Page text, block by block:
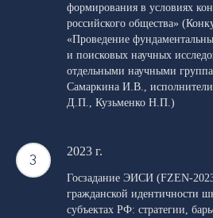
формирования в условиях
российского общества»
«Проведение
и поисковых научных
отдельными научными
Самаркина И.В.,
Д.П., Кузьменко Н.П.)
2023 г.
Госзадание ЭИСИ (FZEN-
гражданской идентичности
субъектах РФ: стратегии,